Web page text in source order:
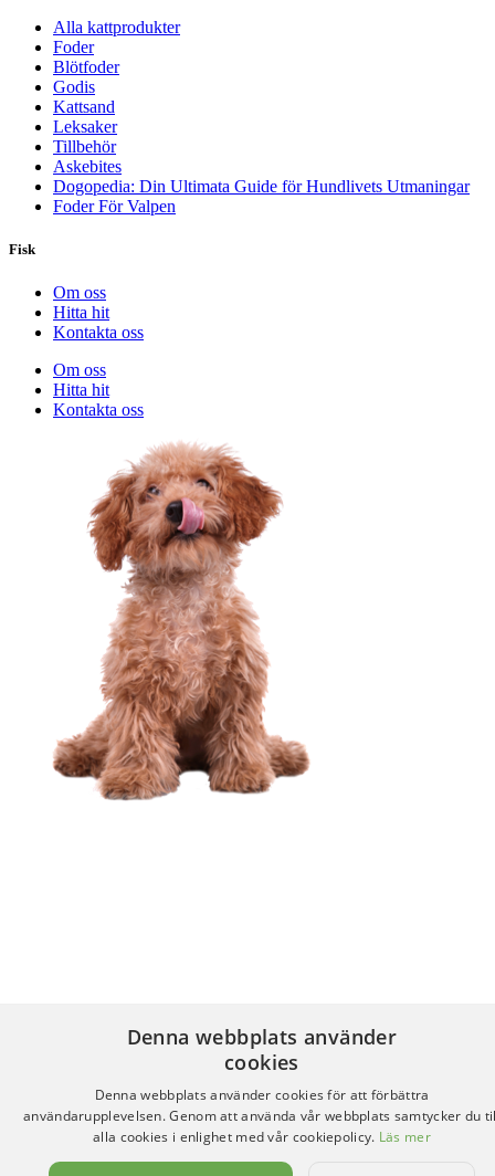
Alla kattprodukter
Foder
Blötfoder
Godis
Kattsand
Leksaker
Tillbehör
Askebites
Dogopedia: Din Ultimata Guide för Hundlivets Utmaningar
Foder För Valpen
Fisk
Om oss
Hitta hit
Kontakta oss
Om oss
Hitta hit
Kontakta oss
Denna webbplats använder
cookies
Denna webbplats använder cookies för att förbättra
användarupplevelsen. Genom att använda vår webbplats samtycker du
alla cookies i enlighet med vår cookiepolicy. Läs mer